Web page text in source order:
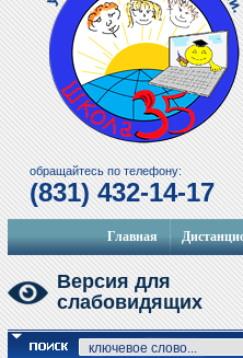
обращайтесь по телефону:
(831) 432-14-17
Главная
Версия для
слабовидящих